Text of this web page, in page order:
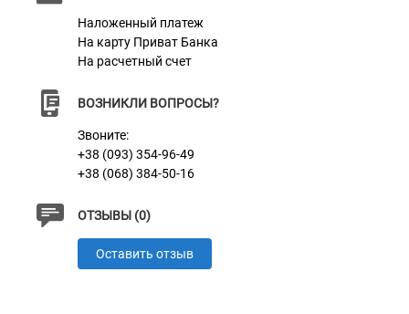
Наложенный платеж
На карту Приват Банка
На расчетный счет
ВОЗНИКЛИ ВОПРОСЫ?
Звоните:
+38 (093) 354-96-49
+38 (068) 384-50-16
ОТЗЫВЫ (0)
Оставить отзыв
Фурнитура